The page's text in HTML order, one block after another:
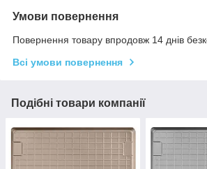
Умови повернення
Повернення товару впродовж 14 днів
Всі умови повернення
Подібні товари компанії